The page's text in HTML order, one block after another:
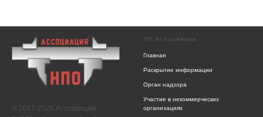
© 2017-2026 Ассоциация
Об Ассоциации
Главная
Раскрытие информации
Орган надзора
Участие в некоммерческих
организациях